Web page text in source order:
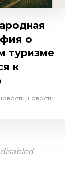
о
туризме
к
новости